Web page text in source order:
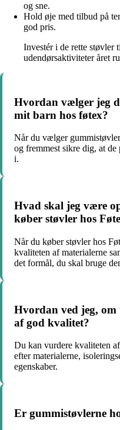
og sne.
Hold øje med tilbud på
god pris.
Investér i de rette
udendørsaktiviteter året
Hvordan vælger jeg
mit barn hos føtex?
Når du vælger
og fremmest sikre dig, at de
i.
Hvad skal jeg være
køber støvler hos
Når du køber støvler hos
kvaliteten af materialerne
det formål, du skal bruge
Hvordan ved jeg, om
af god kvalitet?
Du kan vurdere kvaliteten
efter materialerne,
egenskaber.
Er gummistøvlerne